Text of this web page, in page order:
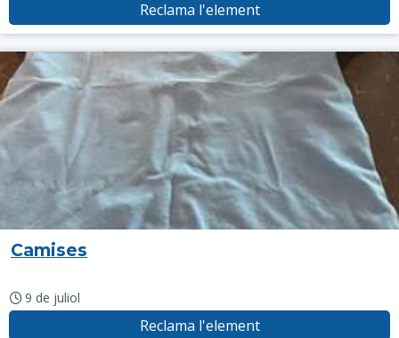
Reclama l'element
Camises
9 de juliol
Reclama l'element